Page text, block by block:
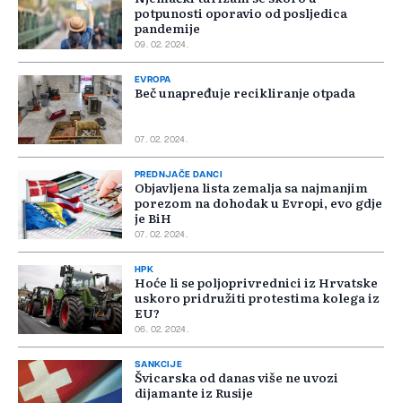
potpunosti oporavio od posljedica
pandemije
09. 02. 2024.
EVROPA
Beč unapređuje recikliranje otpada
07. 02. 2024.
PREDNJAČE DANCI
Objavljena lista zemalja sa najmanjim
porezom na dohodak u Evropi, evo gdje
je BiH
07. 02. 2024.
HPK
Hoće li se poljoprivrednici iz Hrvatske
uskoro pridružiti protestima kolega iz
EU?
06. 02. 2024.
SANKCIJE
Švicarska od danas više ne uvozi
dijamante iz Rusije